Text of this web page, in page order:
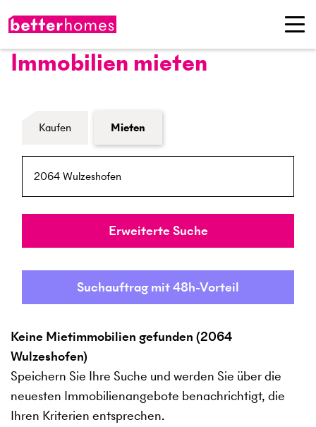
Immobilien mieten
Formular Immobiliensuche
Kaufen Mieten
Umkreis
Erweiterte Suche
Suchauftrag mit 48h-Vorteil
Keine Mietimmobilien gefunden (2064
Wulzeshofen)
Speichern Sie Ihre Suche und werden Sie über die
neuesten Immobilienangebote benachrichtigt, die
Ihren Kriterien entsprechen.